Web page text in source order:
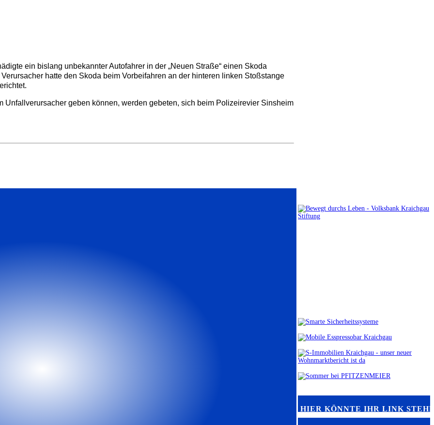
ein bislang unbekannter Autofahrer in der „Neuen Straße“ einen Skoda
hatte den Skoda beim Vorbeifahren an der hinteren linken Stoßstange
geben können, werden gebeten, sich beim Polizeirevier Sinsheim
HIER KÖNNTE IHR LINK